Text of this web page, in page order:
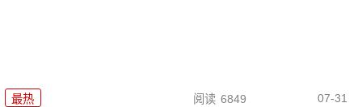
最热 阅读 6849 07-31